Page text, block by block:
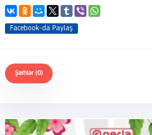
Facebook-da Paylaş
Şərhlər (0)